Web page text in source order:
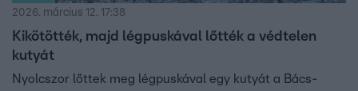
2026. március 12. 17:38
Kikötötték, majd légpuskával lőtték a védtelen
kutyát
Nyolcszor lőttek meg légpuskával egy kutyát a Bács-